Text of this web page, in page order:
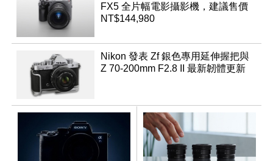
FX5 全片幅電影攝影機，建議售價
NT$144,980
Nikon 發表 Zf 銀色專用延伸握把與
Z 70-200mm F2.8 II 最新韌體更新